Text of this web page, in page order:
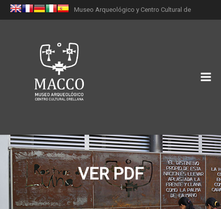
Museo Arqueológico y Centro Cultural de
VER PDF